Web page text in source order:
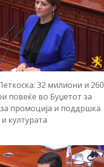
32 милиони и 260
повеќе во Буџетот за
промоција и поддршка
културата